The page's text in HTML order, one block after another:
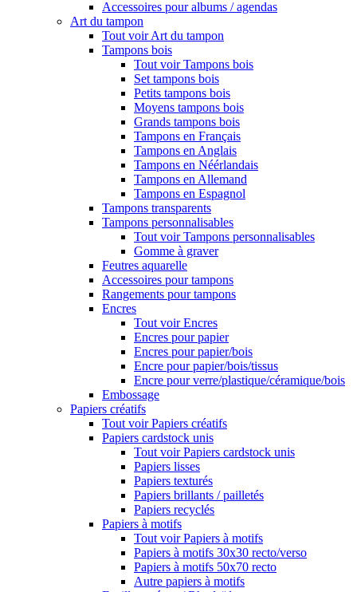
Accessoires pour albums / agendas
Art du tampon
Tout voir Art du tampon
Tampons bois
Tout voir Tampons bois
Set tampons bois
Petits tampons bois
Moyens tampons bois
Grands tampons bois
Tampons en Français
Tampons en Anglais
Tampons en Néérlandais
Tampons en Allemand
Tampons en Espagnol
Tampons transparents
Tampons personnalisables
Tout voir Tampons personnalisables
Gomme à graver
Feutres aquarelle
Accessoires pour tampons
Rangements pour tampons
Encres
Tout voir Encres
Encres pour papier
Encres pour papier/bois
Encre pour papier/bois/tissus
Encre pour verre/plastique/céramique/bois
Embossage
Papiers créatifs
Tout voir Papiers créatifs
Papiers cardstock unis
Tout voir Papiers cardstock unis
Papiers lisses
Papiers texturés
Papiers brillants / pailletés
Papiers recyclés
Papiers à motifs
Tout voir Papiers à motifs
Papiers à motifs 30x30 recto/verso
Papiers à motifs 50x70 recto
Autre papiers à motifs